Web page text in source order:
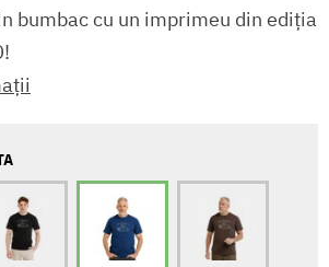
bumbac cu un imprimeu din ediția